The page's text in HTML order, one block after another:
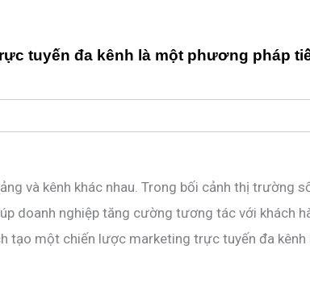
tuyến đa kênh là một phương pháp
và kênh khác nhau. Trong bối cảnh thị trường
doanh nghiệp tăng cường tương tác với khách
tạo một chiến lược marketing trực tuyến đa kênh